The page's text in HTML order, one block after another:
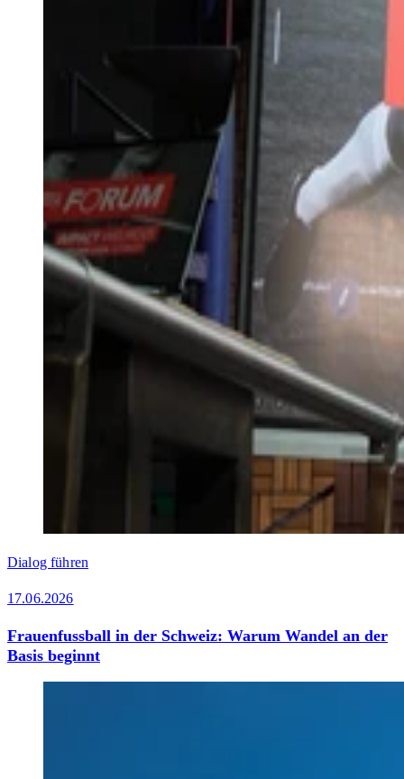
Dialog führen
17.06.2026
Frauenfussball in der Schweiz: Warum Wandel an der
Basis beginnt